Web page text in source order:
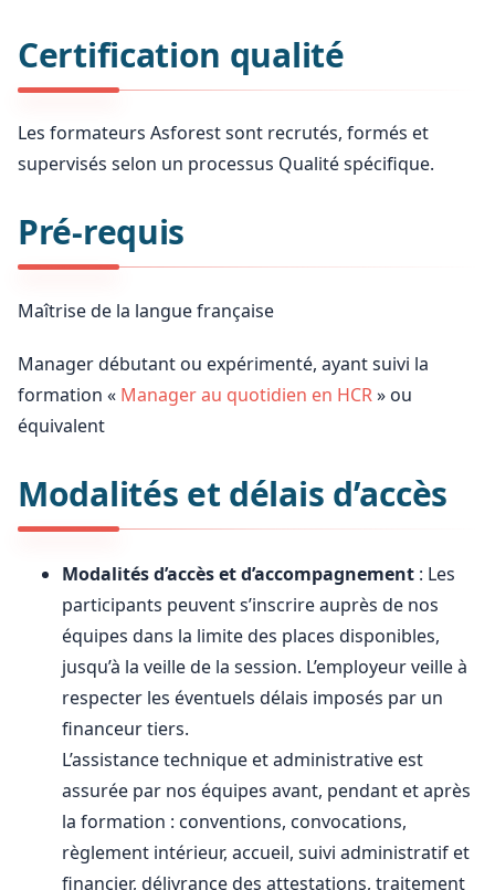
Certification qualité
Les formateurs Asforest sont recrutés, formés et
supervisés selon un processus Qualité spécifique.
Pré-requis
Maîtrise de la langue française
Manager débutant ou expérimenté, ayant suivi la
formation « Manager au quotidien en HCR» ou
équivalent
Modalités et délais d’accès
Modalités d’accès et d’accompagnement : Les
participants peuvent s’inscrire auprès de nos
équipes dans la limite des places disponibles,
jusqu’à la veille de la session. L’employeur veille à
respecter les éventuels délais imposés par un
financeur tiers.
L’assistance technique et administrative est
assurée par nos équipes avant, pendant et après
la formation : conventions, convocations,
règlement intérieur, accueil, suivi administratif et
financier, délivrance des attestations, traitement